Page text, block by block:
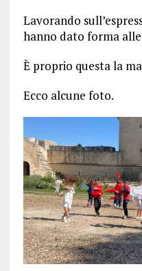
Lavorando
hanno dato forma
È proprio questa la
Ecco alcune foto.